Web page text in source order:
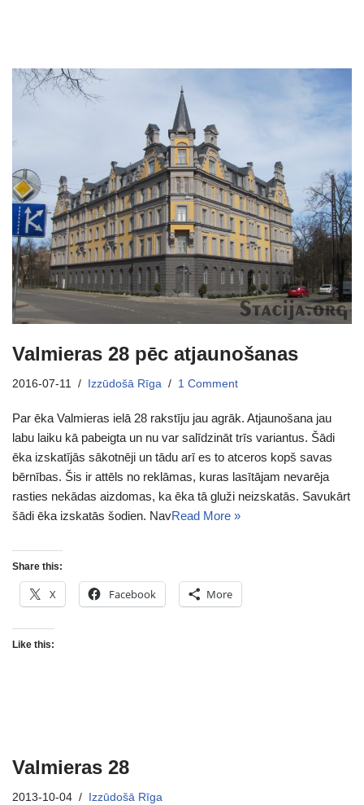
Valmieras 28 pēc atjaunošanas
2016-07-11 Izzūdošā Rīga 1 Comment
Par ēka Valmieras ielā 28 rakstīju jau agrāk. Atjaunošana jau
labu laiku kā pabeigta un nu var salīdzināt trīs variantus. Šādi
ēka izskatījās sākotnēji un tādu arī es to atceros kopš savas
bērnības. Šis ir attēls no reklāmas, kuras lasītājam nevarēja
rasties nekādas aizdomas, ka ēka tā gluži neizskatās. Savukārt
šādi ēka izskatās šodien. NavRead More »
Share this:
X Facebook More
Like this:
Valmieras 28
2013-10-04 Izzūdošā Rīga